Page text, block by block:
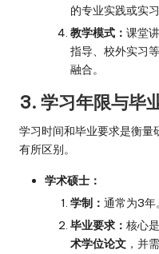
的专业实践或实习
教学模式： 课堂
指导、校外实习
融合。
3. 学习年限与毕
学习时间和毕业要求是衡量
有所区别。
学术硕士：
学制： 通常为3年。
毕业要求： 核心
术学位论文 ，并